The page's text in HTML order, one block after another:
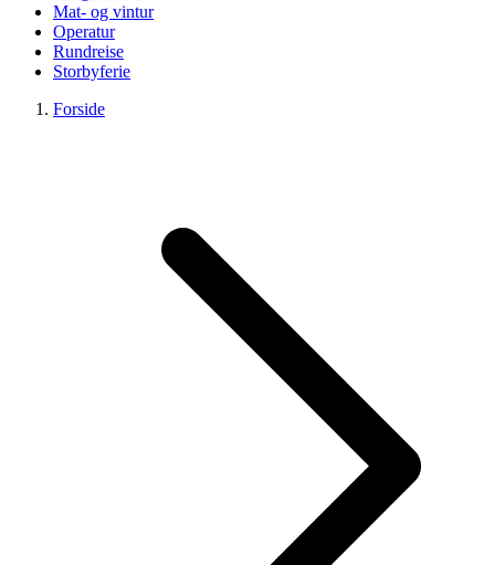
Mat- og vintur
Operatur
Rundreise
Storbyferie
Forside